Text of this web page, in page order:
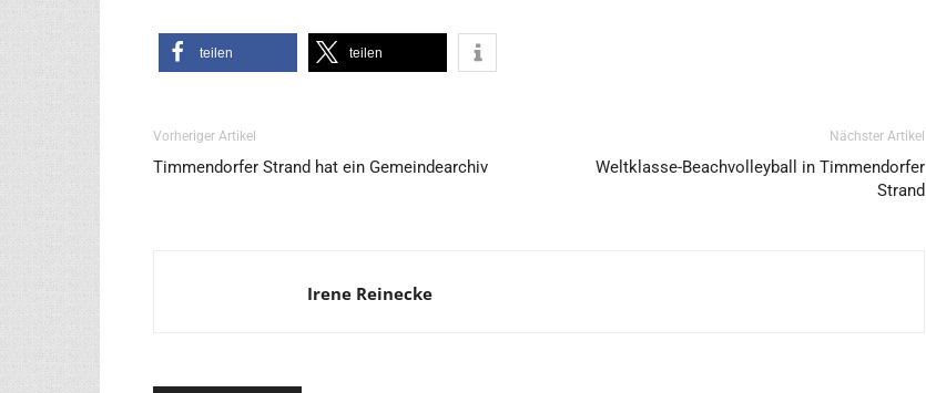
tei­len tei­len
Vorheriger Artikel
Timmendorfer Strand hat ein Gemeindearchiv
Nächster Artikel
Weltklasse-Beachvolleyball in Timmendorfer
Strand
Irene Reinecke